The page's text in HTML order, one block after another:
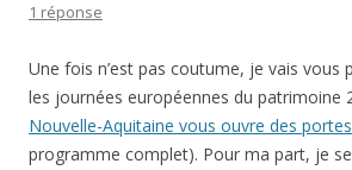
1 réponse
Une fois n’est pas coutume, je vais
les journées européennes du patrimoine
Nouvelle-Aquitaine vous ouvre des portes
programme complet). Pour ma part, je